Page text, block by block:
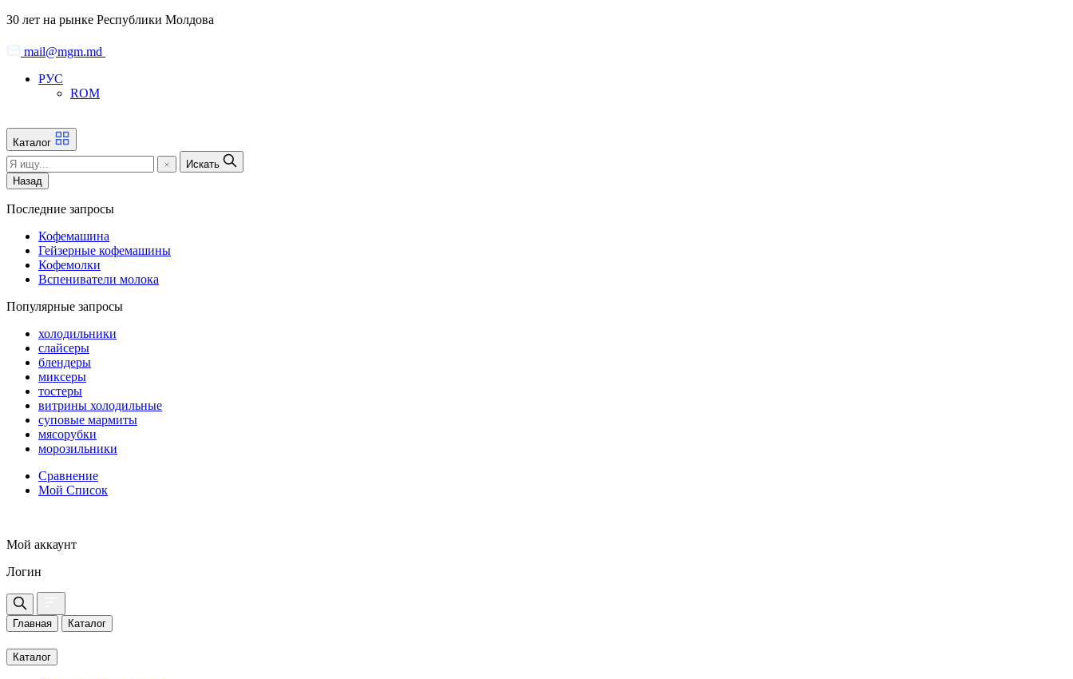
Skip
the
content
30 лет на рынке Республики Молдова
mail@mgm.md
РУС
ROM
Каталог
Искать
Назад
Последние запросы
Кофемашина
Гейзерные кофемашины
Кофемолки
Вспениватели молока
Популярные запросы
холодильники
слайсеры
блендеры
миксеры
тостеры
витрины холодильные
суповые мармиты
мясорубки
морозильники
Сравнение
Мой Список
Мой аккаунт
Логин
Главная Каталог
Каталог